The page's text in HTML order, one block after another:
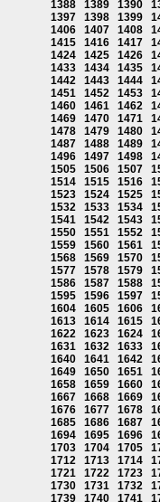
1388
1389 1390
1397
1398 1399
1406
1407 1408
1415
1416 1417
1424
1425 1426
1433
1434 1435
1442
1443 1444
1451
1452 1453
1460
1461 1462
1469
1470 1471
1478
1479 1480
1487
1488 1489
1496
1497 1498
1505
1506 1507
1514
1515 1516
1523
1524 1525
1532
1533 1534
1541
1542 1543
1550
1551 1552
1559
1560 1561
1568
1569 1570
1577
1578 1579
1586
1587 1588
1595
1596 1597
1604
1605 1606
1613
1614 1615
1622
1623 1624
1631
1632 1633
1640
1641 1642
1649
1650 1651
1658
1659 1660
1667
1668 1669
1676
1677 1678
1685
1686 1687
1694
1695 1696
1703
1704 1705
1712
1713 1714
1721
1722 1723
1730
1731 1732
1739
1740 1741